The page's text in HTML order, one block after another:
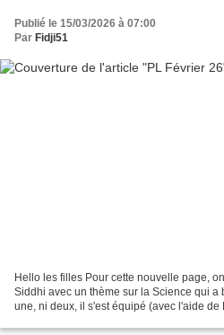
Publié le 15/03/2026 à 07:00
Par Fidji51
Hello les filles Pour cette nouvelle page,
Siddhi avec un thème sur la Science qui
une, ni deux, il s'est équipé (avec l'aide